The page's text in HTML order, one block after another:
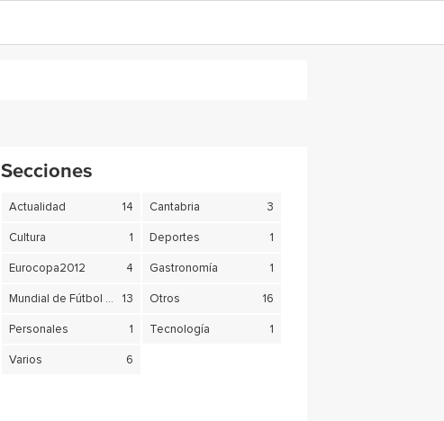
Secciones
Actualidad 14 Cantabria 3
Cultura 1 Deportes 1
Eurocopa2012 4 Gastronomía 1
Mundial de Fútbol Brasil 2014 13 Otros 16
Personales 1 Tecnología 1
Varios 6